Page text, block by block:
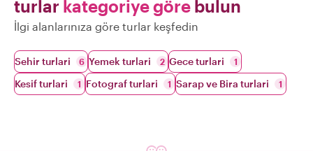
turlar kategoriye göre bulun
İlgi alanlarınıza göre turlar keşfedin
Sehir turlari 6 Yemek turlari 2 Gece turlari 1
Kesif turlari 1 Fotograf turlari 1 Sarap ve Bira turlari 1